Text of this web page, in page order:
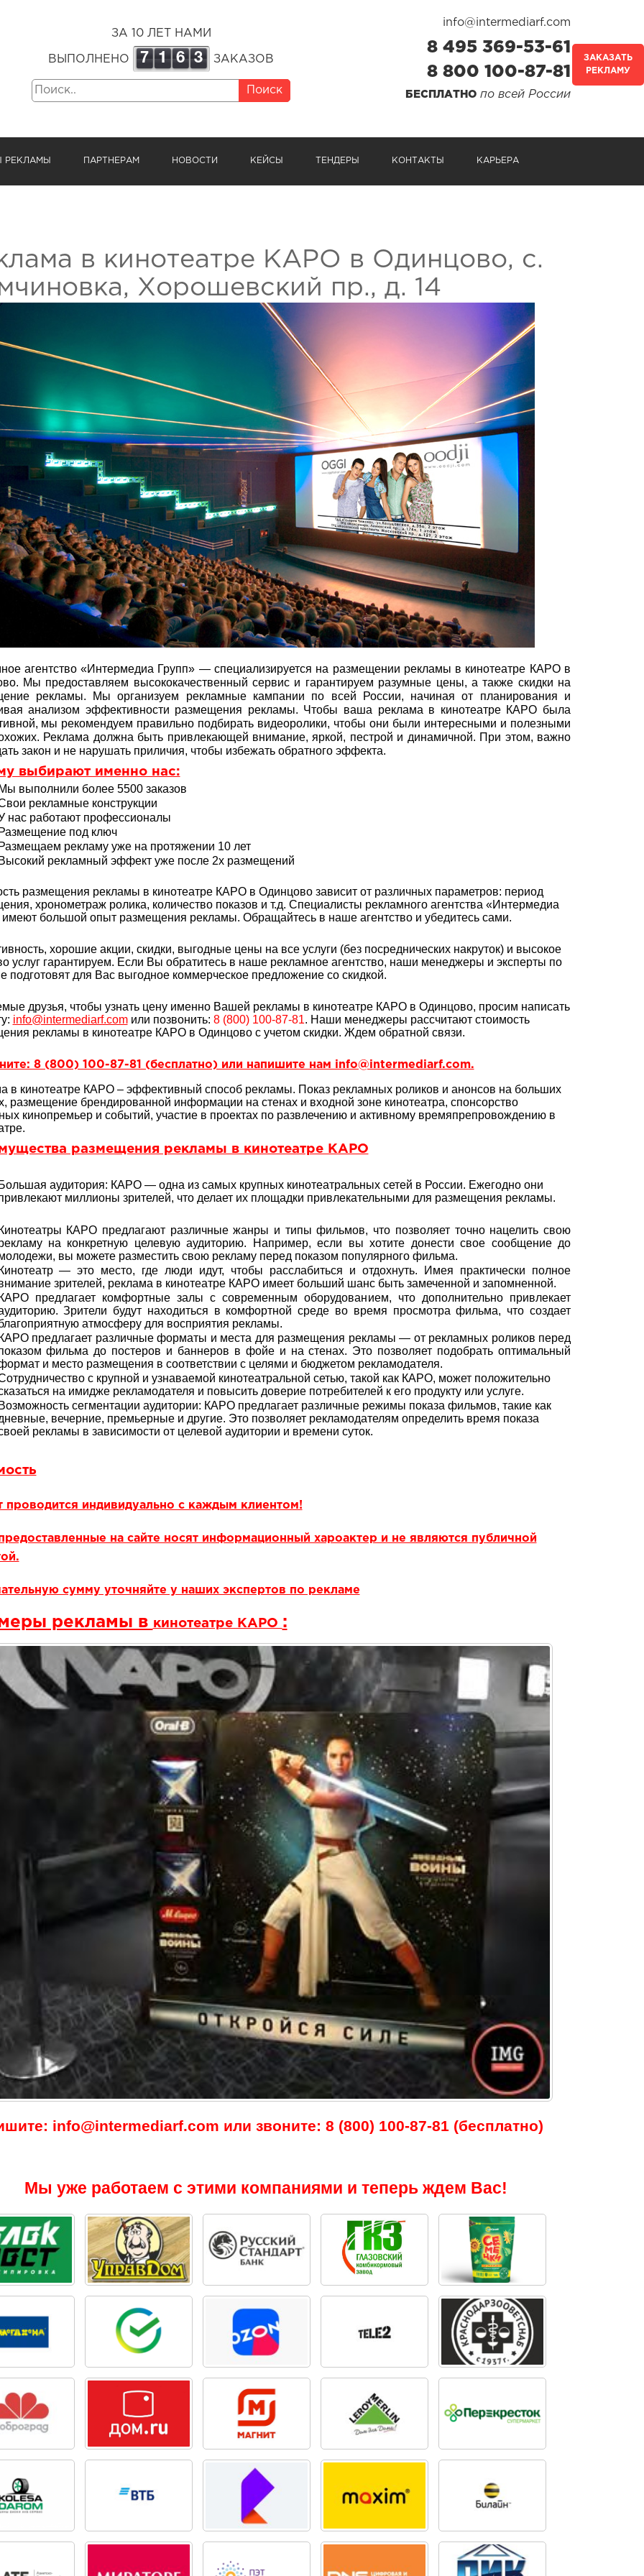
ЗА 10 ЛЕТ НАМИ
ВЫПОЛНЕНО 7 1 6 3 ЗАКАЗОВ
Поиск
info@intermediarf.com
8 495 369-53-61
8 800 100-87-81
БЕСПЛАТНО по всей России
РЕКЛАМЫ ПАРТНЕРАМ НОВОСТИ КЕЙСЫ ТЕНДЕРЫ КОНТАКТЫ КАРЬЕРА
ЗАКАЗАТЬ
РЕКЛАМУ
в кинотеатре КАРО в Одинцово, с.
Хорошевский пр., д. 14
агентство «Интермедиа Групп» — специализируется на размещении рекламы в кинотеатре КАРО в
Мы предоставляем высококачественный сервис и гарантируем разумные цены, а также скидки на
рекламы. Мы организуем рекламные кампании по всей России, начиная от планирования и
анализом эффективности размещения рекламы. Чтобы ваша реклама в кинотеатре КАРО была
мы рекомендуем правильно подбирать видеоролики, чтобы они были интересными и полезными
Реклама должна быть привлекающей внимание, яркой, пестрой и динамичной. При этом, важно
закон и не нарушать приличия, чтобы избежать обратного эффекта.
выбирают именно нас:
выполнили более 5500 заказов
рекламные конструкции
нас работают профессионалы
под ключ
рекламу уже на протяжении 10 лет
рекламный эффект уже после 2х размещений
размещения рекламы в кинотеатре КАРО в Одинцово зависит от различных параметров: период
хронометраж ролика, количество показов и т.д. Специалисты рекламного агентства «Интермедиа
имеют большой опыт размещения рекламы. Обращайтесь в наше агентство и убедитесь сами.
хорошие акции, скидки, выгодные цены на все услуги (без посреднических накруток) и высокое
услуг гарантируем. Если Вы обратитесь в наше рекламное агентство, наши менеджеры и эксперты по
подготовят для Вас выгодное коммерческое предложение со скидкой.
друзья, чтобы узнать цену именно Вашей рекламы в кинотеатре КАРО в Одинцово, просим написать
info@intermediarf.comили позвонить: 8 (800) 100-87-81. Наши менеджеры рассчитают стоимость
рекламы в кинотеатре КАРО в Одинцово с учетом скидки. Ждем обратной связи.
8 (800) 100-87-81 (бесплатно) или напишите нам info@intermediarf.com.
в кинотеатре КАРО – эффективный способ рекламы. Показ рекламных роликов и анонсов на больших
размещение брендированной информации на стенах и входной зоне кинотеатра, спонсорство
кинопремьер и событий, участие в проектах по развлечению и активному времяпрепровождению в
размещения рекламы в кинотеатре КАРО
аудитория: КАРО — одна из самых крупных кинотеатральных сетей в России. Ежегодно они
миллионы зрителей, что делает их площадки привлекательными для размещения рекламы.
КАРО предлагают различные жанры и типы фильмов, что позволяет точно нацелить свою
на конкретную целевую аудиторию. Например, если вы хотите донести свое сообщение до
вы можете разместить свою рекламу перед показом популярного фильма.
— это место, где люди идут, чтобы расслабиться и отдохнуть. Имея практически полное
зрителей, реклама в кинотеатре КАРО имеет больший шанс быть замеченной и запомненной.
предлагает комфортные залы с современным оборудованием, что дополнительно привлекает
Зрители будут находиться в комфортной среде во время просмотра фильма, что создает
атмосферу для восприятия рекламы.
предлагает различные форматы и места для размещения рекламы — от рекламных роликов перед
фильма до постеров и баннеров в фойе и на стенах. Это позволяет подобрать оптимальный
и место размещения в соответствии с целями и бюджетом рекламодателя.
с крупной и узнаваемой кинотеатральной сетью, такой как КАРО, может положительно
на имидже рекламодателя и повысить доверие потребителей к его продукту или услуге.
сегментации аудитории: КАРО предлагает различные режимы показа фильмов, такие как
вечерние, премьерные и другие. Это позволяет рекламодателям определить время показа
рекламы в зависимости от целевой аудитории и времени суток.
проводится индивидуально с каждым клиентом!
на сайте носят информационный хароактер и не являются публичной
сумму уточняйте у наших экспертов по рекламе
рекламы в кинотеатре КАРО :
info@intermediarf.com или звоните: 8 (800) 100-87-81 (бесплатно)
Мы уже работаем с этими компаниями и теперь ждем Вас!